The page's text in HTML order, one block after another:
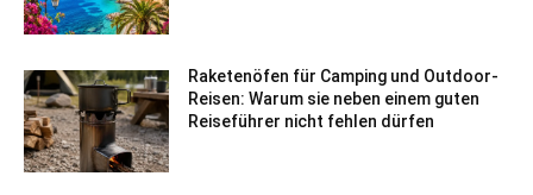
Raketenöfen für Camping und Outdoor-
Reisen: Warum sie neben einem guten
Reiseführer nicht fehlen dürfen